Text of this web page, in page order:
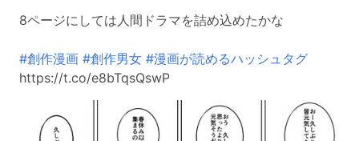
8ページにしては人間ドラマを詰め込めたかな
#創作漫画 #創作男女 #漫画が読めるハッシュタグ
https://t.co/e8bTqsQswP